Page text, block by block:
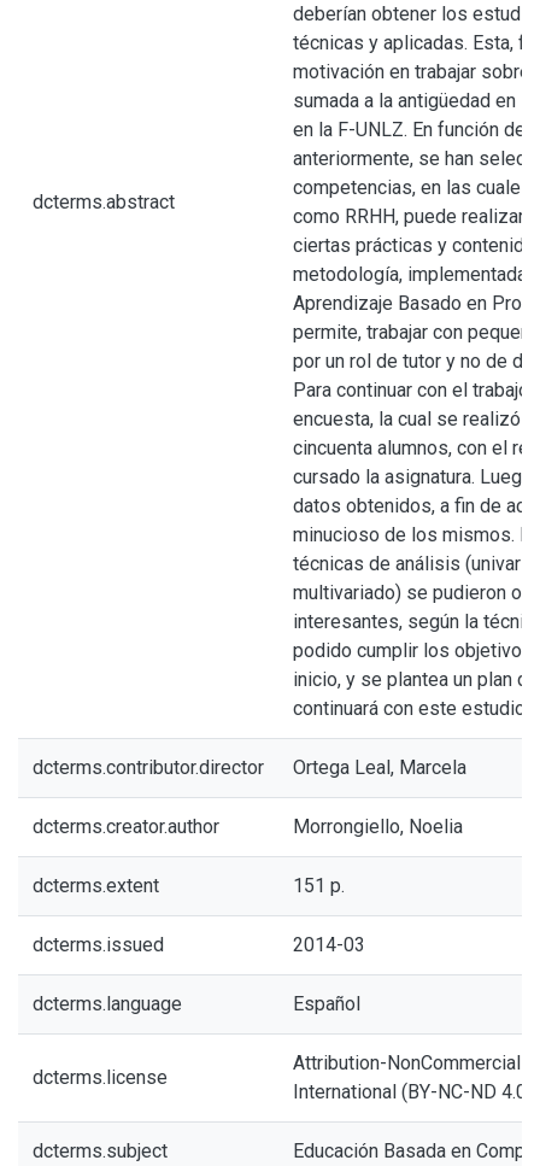
dcterms.abstract
deberían obtener los
técnicas y aplicadas. Esta,
motivación en trabajar sobre
sumada a la antigüedad en
en la F-UNLZ. En función de
anteriormente, se han
competencias, en las cuales,
como RRHH, puede realizar
ciertas prácticas y
metodología, implementada
Aprendizaje Basado en
permite, trabajar con
por un rol de tutor y no de
Para continuar con el
encuesta, la cual se realizó
cincuenta alumnos, con el
cursado la asignatura.
datos obtenidos, a fin de
minucioso de los mismos.
técnicas de análisis
multivariado) se pudieron
interesantes, según la
podido cumplir los objetivos
inicio, y se plantea un plan
continuará con este estudio
dcterms.contributor.director Ortega Leal, Marcela
dcterms.creator.author Morrongiello, Noelia
dcterms.extent 151 p.
dcterms.issued 2014-03
dcterms.language Español
dcterms.license
Attribution-NonCommercial-
International (BY-NC-ND 4.0)
dcterms.subject Educación Basada en